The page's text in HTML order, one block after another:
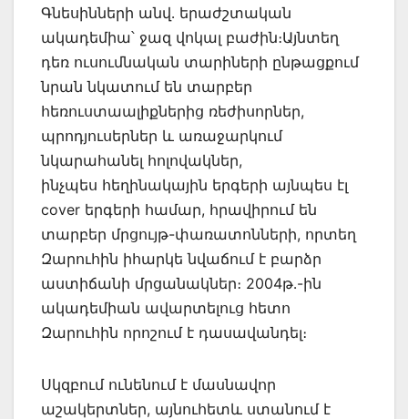
Գնեսինների անվ․ երաժշտական
ակադեմիա՝ ջազ վոկալ բաժին։Այնտեղ
դեռ ուսումնական տարիների ընթացքում
նրան նկատում են տարբեր
հեռուստաալիքներից ռեժիսորներ,
պրոդյուսերներ և առաջարկում
նկարահանել հոլովակներ,
ինչպես հեղինակային երգերի այնպես էլ
cover երգերի համար, հրավիրում են
տարբեր մրցույթ-փառատոնների, որտեղ
Զարուհին իհարկե նվաճում է բարձր
աստիճանի մրցանակներ։ 2004թ․-ին
ակադեմիան ավարտելուց հետո
Զարուհին որոշում է դասավանդել։
Սկզբում ունենում է մասնավոր
աշակերտներ, այնուհետև ստանում է